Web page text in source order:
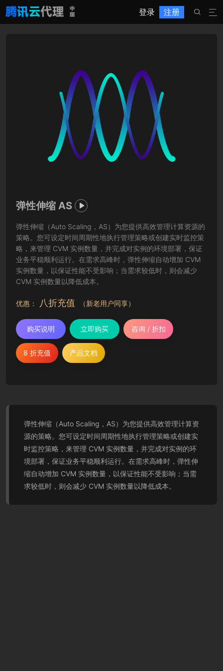
登录 注册 

弹性伸缩 AS 
弹性伸缩（Auto Scaling，AS）为您提供高效管理计算资源的
策略。您可设定时间周期性地执行管理策略或创建实时监控策
略，来管理 CVM 实例数量，并完成对实例的环境部署，保证
业务平稳顺利运行。在需求高峰时，弹性伸缩自动增加 CVM
实例数量，以保证性能不受影响；当需求较低时，则会减少
CVM 实例数量以降低成本。
优惠： 八折充值 （新老用户同享）
购买说明 立即购买 咨询 / 折扣
8 折充值 产品文档
弹性伸缩（Auto Scaling，AS）为您提供高效管理计算资
源的策略。您可设定时间周期性地执行管理策略或创建实
时监控策略，来管理 CVM 实例数量，并完成对实例的环
境部署，保证业务平稳顺利运行。在需求高峰时，弹性伸
缩自动增加 CVM 实例数量，以保证性能不受影响；当需
求较低时，则会减少 CVM 实例数量以降低成本。